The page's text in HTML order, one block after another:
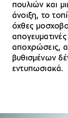
πουλιών και
άνοιξη, το
όχθες
αποχρώσεις,
βυθισμένων
εντυπωσιακά.